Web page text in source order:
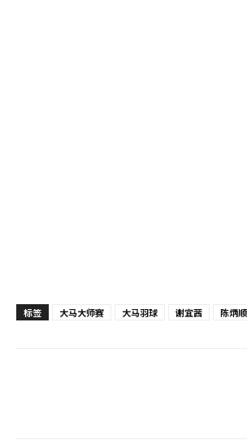
标签 大马大师赛 大马羽球 谢宜茜 陈炳顺